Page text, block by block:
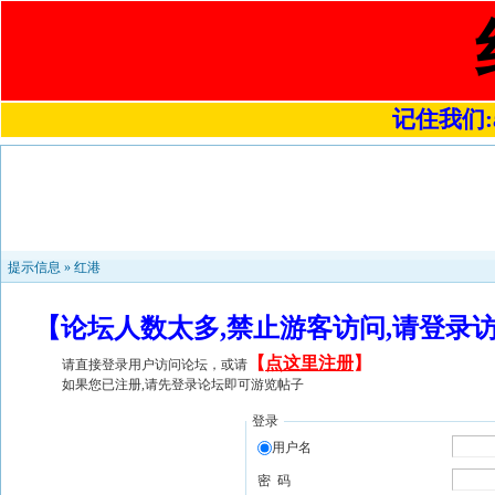
记住我们
提示信息 » 红港
【论坛人数太多,禁止游客访问,请登
请直接登录用户访问论坛，或请 【 点这里注册】
如果您已注册,请先登录论坛即可游览帖子
登录
用户名
密 码